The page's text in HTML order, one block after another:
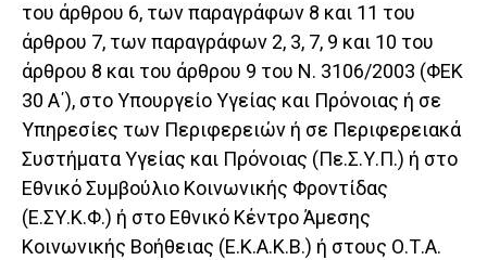
του άρθρου 6, των παραγράφων 8 και 11 του
άρθρου 7, των παραγράφων 2, 3, 7, 9 και 10 του
άρθρου 8 και του άρθρου 9 του Ν. 3106/2003 (ΦΕΚ
30 Α΄), στο Υπουργείο Υγείας και Πρόνοιας ή σε
Υπηρεσίες των Περιφερειών ή σε Περιφερειακά
Συστήματα Υγείας και Πρόνοιας (Πε.Σ.Υ.Π.) ή στο
Εθνικό Συμβούλιο Κοινωνικής Φροντίδας
(Ε.ΣΥ.Κ.Φ.) ή στο Εθνικό Κέντρο Άμεσης
Κοινωνικής Βοήθειας (Ε.Κ.Α.Κ.Β.) ή στους Ο.Τ.Α.